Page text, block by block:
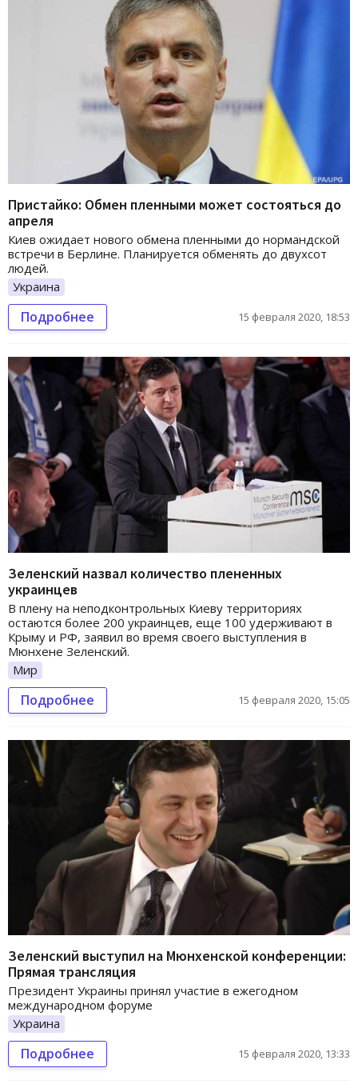
Пристайко: Обмен пленными может состояться до
апреля
Киев ожидает нового обмена пленными до нормандской
встречи в Берлине. Планируется обменять до двухсот
людей.
Украина
Подробнее 15 февраля 2020, 18:53
Зеленский назвал количество плененных
украинцев
В плену на неподконтрольных Киеву территориях
остаются более 200 украинцев, еще 100 удерживают в
Крыму и РФ, заявил во время своего выступления в
Мюнхене Зеленский.
Мир
Подробнее 15 февраля 2020, 15:05
Зеленский выступил на Мюнхенской конференции:
Прямая трансляция
Президент Украины принял участие в ежегодном
международном форуме
Украина
Подробнее 15 февраля 2020, 13:33